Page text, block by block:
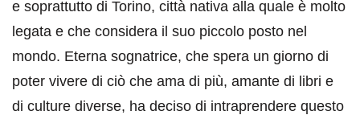
e soprattutto di Torino, città nativa alla quale è molto
legata e che considera il suo piccolo posto nel
mondo. Eterna sognatrice, che spera un giorno di
poter vivere di ciò che ama di più, amante di libri e
di culture diverse, ha deciso di intraprendere questo